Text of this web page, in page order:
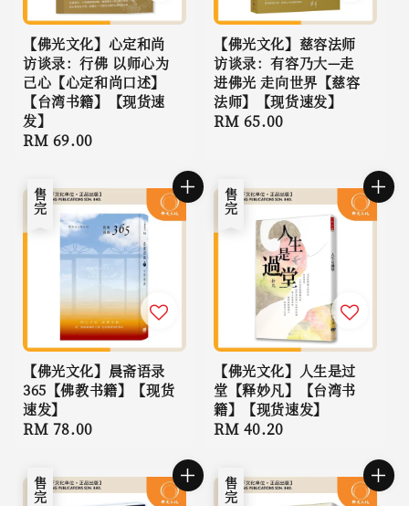
【佛光文化】心定和尚
访谈录：行佛 以师心为
己心【心定和尚口述】
【台湾书籍】【现货速
发】
Regular
RM 69.00
【佛光文化】慈容法师
访谈录：有容乃大—走
进佛光 走向世界【慈容
法师】【现货速发】
Regular
RM 65.00
售完
【佛光文化】晨斋语录
365【佛教书籍】【现货
速发】
Regular
RM 78.00
售完
【佛光文化】人生是过
堂【释妙凡】【台湾书
籍】【现货速发】
Regular
RM 40.20
售完 售完